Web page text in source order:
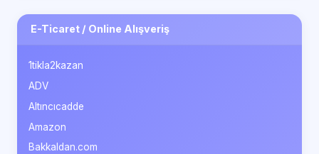
E-Ticaret / Online Alışveriş
1tikla2kazan
ADV
Altıncıcadde
Amazon
Bakkaldan.com